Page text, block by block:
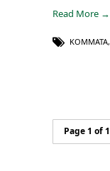
Read More →
ΚΌΜΜΑΤΑ,
Page 1 of 1